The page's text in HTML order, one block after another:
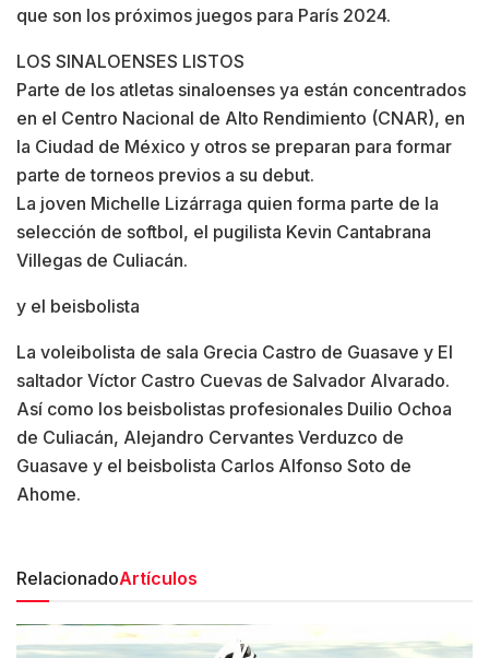
que son los próximos juegos para París 2024.
LOS SINALOENSES LISTOS
Parte de los atletas sinaloenses ya están concentrados
en el Centro Nacional de Alto Rendimiento (CNAR), en
la Ciudad de México y otros se preparan para formar
parte de torneos previos a su debut.
La joven Michelle Lizárraga quien forma parte de la
selección de softbol, el pugilista Kevin Cantabrana
Villegas de Culiacán.
y el beisbolista
La voleibolista de sala Grecia Castro de Guasave y El
saltador Víctor Castro Cuevas de Salvador Alvarado.
Así como los beisbolistas profesionales Duilio Ochoa
de Culiacán, Alejandro Cervantes Verduzco de
Guasave y el beisbolista Carlos Alfonso Soto de
Ahome.
RelacionadoArtículos